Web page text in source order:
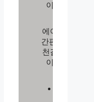
이
에어
간판/
천갈
이